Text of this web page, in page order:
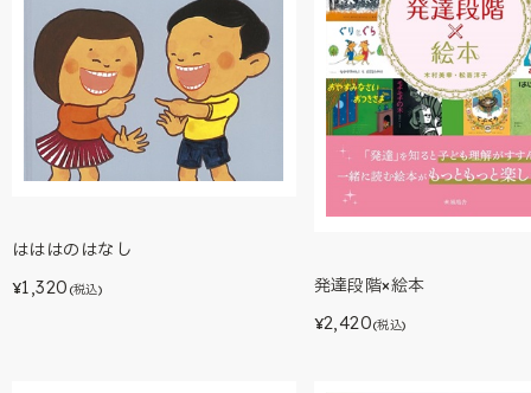
はははのはなし
¥1,320 (税込) 発達段階×絵本
¥2,420(税込)